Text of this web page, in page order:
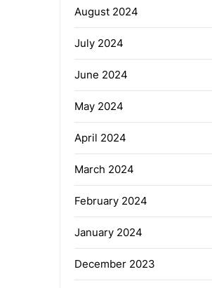
August 2024
July 2024
June 2024
May 2024
April 2024
March 2024
February 2024
January 2024
December 2023